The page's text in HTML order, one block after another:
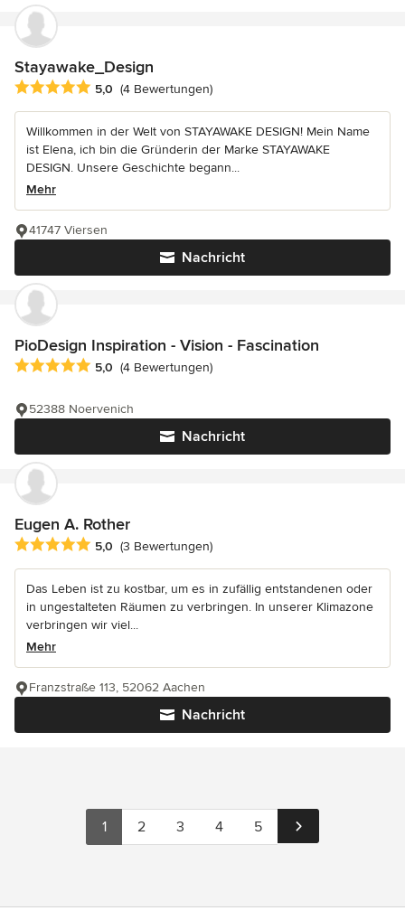
Stayawake_Design
Durchschnittliche Bewertung: 5 von 5 Sternen
5,0 (4 Bewertungen)
Willkommen in der Welt von STAYAWAKE DESIGN! Mein Name
ist Elena, ich bin die Gründerin der Marke STAYAWAKE
DESIGN. Unsere Geschichte begann...
Mehr
Nachricht
41747 Viersen
PioDesign Inspiration - Vision - Fascination
Durchschnittliche Bewertung: 5 von 5 Sternen
5,0 (4 Bewertungen)
Nachricht
52388 Noervenich
Eugen A. Rother
Durchschnittliche Bewertung: 5 von 5 Sternen
5,0 (3 Bewertungen)
Das Leben ist zu kostbar, um es in zufällig entstandenen oder
in ungestalteten Räumen zu verbringen. In unserer Klimazone
verbringen wir viel...
Mehr
Nachricht
Franzstraße 113, 52062 Aachen
1 2 3 4 5